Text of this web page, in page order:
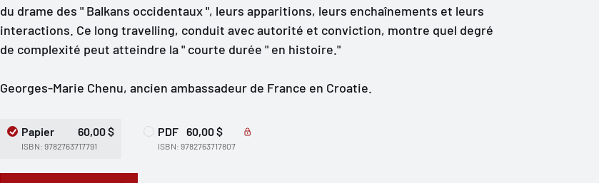
du drame des " Balkans occidentaux ", leurs apparitions, leurs enchaînements et leurs
interactions. Ce long travelling, conduit avec autorité et conviction, montre quel degré
de complexité peut atteindre la " courte durée " en histoire."
Georges-Marie Chenu, ancien ambassadeur de France en Croatie.
Papier 60,00 $
ISBN: 9782763717791
PDF 60,00 $
ISBN: 9782763717807